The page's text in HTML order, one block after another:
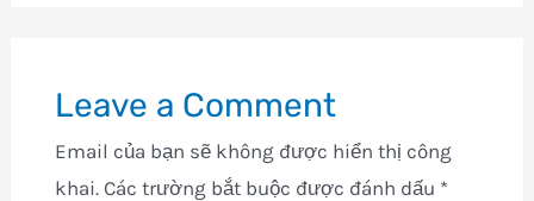
Leave a Comment
Email của bạn sẽ không được hiển thị công
khai. Các trường bắt buộc được đánh dấu *